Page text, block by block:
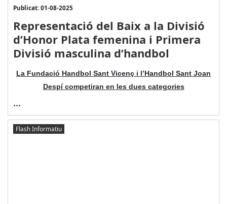
Publicat: 01-08-2025
Representació del Baix a la Divisió
d’Honor Plata femenina i Primera
Divisió masculina d’handbol
La Fundació Handbol Sant Vicenç i l’Handbol Sant Joan
Despí competiran en les dues categories
...
Flash Informatiu